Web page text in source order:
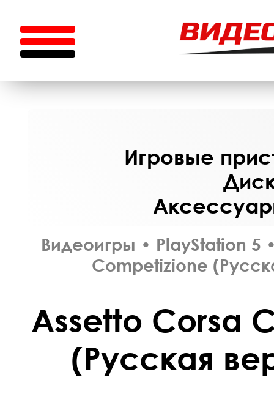
Игровые
Видеоигры • PlayStation 5
Competizione
Assetto Corsa
(Русская